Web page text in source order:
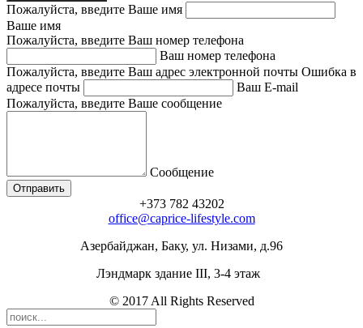
Пожалуйста, введите Ваше имя
Ваше имя
Пожалуйста, введите Ваш номер телефона
Ваш номер телефона
Пожалуйста, введите Ваш адрес электронной почты Ошибка в
адресе почты
Ваш E-mail
Пожалуйста, введите Ваше сообщение
Сообщение
+373 782 43202
office@caprice-lifestyle.com
Азербайджан, Баку, ул. Низами, д.96
Лэндмарк здание III, 3-4 этаж
© 2017 All Rights Reserved